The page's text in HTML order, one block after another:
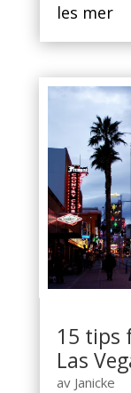
les mer
15 tips
Las
av Janicke